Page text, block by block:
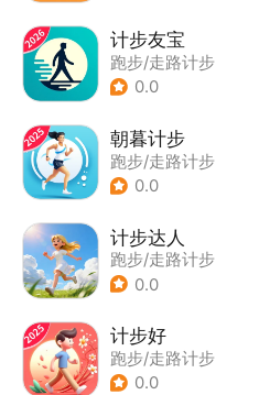
计步友宝
跑步/走路计步
0.0
朝暮计步
跑步/走路计步
0.0
计步达人
跑步/走路计步
0.0
计步好
跑步/走路计步
0.0